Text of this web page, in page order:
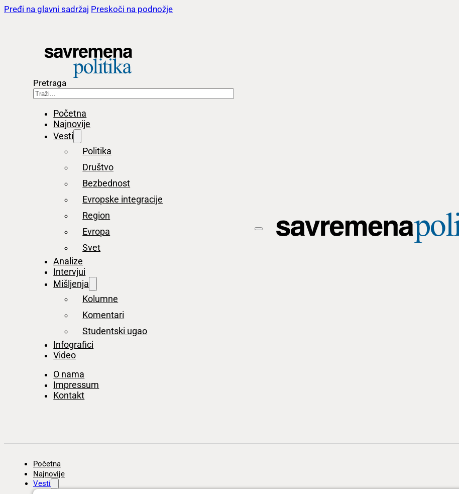
Pređi na glavni sadržaj Preskoči na podnožje
Pretraga
Početna
Najnovije
Vesti
Politika
Društvo
Bezbednost
Evropske integracije
Region
Evropa
Svet
Analize
Intervjui
Mišljenja
Kolumne
Komentari
Studentski ugao
Infografici
Video
O nama
Impressum
Kontakt
Početna
Najnovije
Vesti